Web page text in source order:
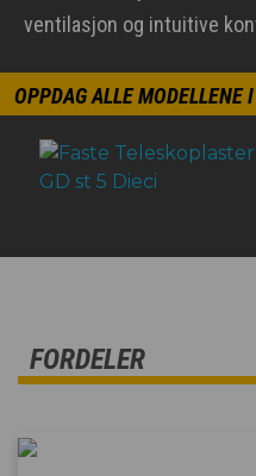
ventilasjon og intuitive
OPPDAG ALLE MODELLENE
FORDELER